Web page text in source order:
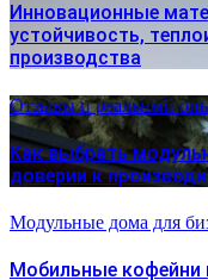
Инновационные
устойчивость,
производства
Отзывы и реальный
Как выбрать
доверии к
Модульные дома для
Мобильные кофейни